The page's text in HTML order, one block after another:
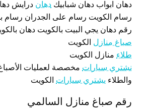
دهان ابواب دهان شبابيك دهان درايش
رسام الكويت رسام على الجدران رسام
رقم دهان يجي البيت بالكويت دهان
صباغ منازل الكويت
طلاء منازل الكويت
نشتري سيارات مخصصة لعمليات
والطلاء يشتري سيارات الكويت
رقم صباغ منازل السالمي